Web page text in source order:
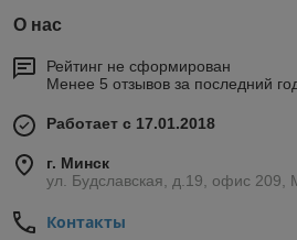
О нас
Рейтинг не сформирован
Менее 5 отзывов за последний
Работает с 17.01.2018
г. Минск
ул. Будславская, д.19, офис 209,
Контакты